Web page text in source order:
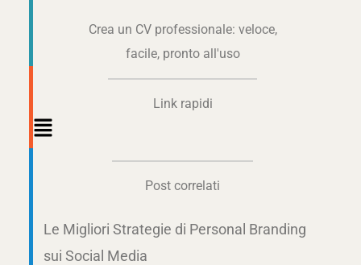
Crea un CV professionale: veloce,
facile, pronto all'uso
Link rapidi
Main
Post correlati
Le Migliori Strategie di Personal Branding
sui Social Media